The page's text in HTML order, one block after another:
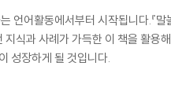
언어활동에서부터 시작됩니다.
식과 사례가 가득한 이 책을 활
성장하게 될 것입니다.